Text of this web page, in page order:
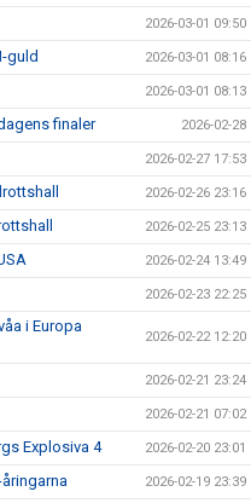
2026-03-01 09:50
guld 2026-03-01 08:16
2026-03-01 08:13
finaler 2026-02-28
2026-02-27 17:53
2026-02-26 23:16
2026-02-25 23:13
2026-02-24 13:49
2026-02-23 22:25
i Europa
2026-02-22 12:20
2026-02-21 23:24
2026-02-21 07:02
Explosiva 4 2026-02-20 23:01
2026-02-19 23:39